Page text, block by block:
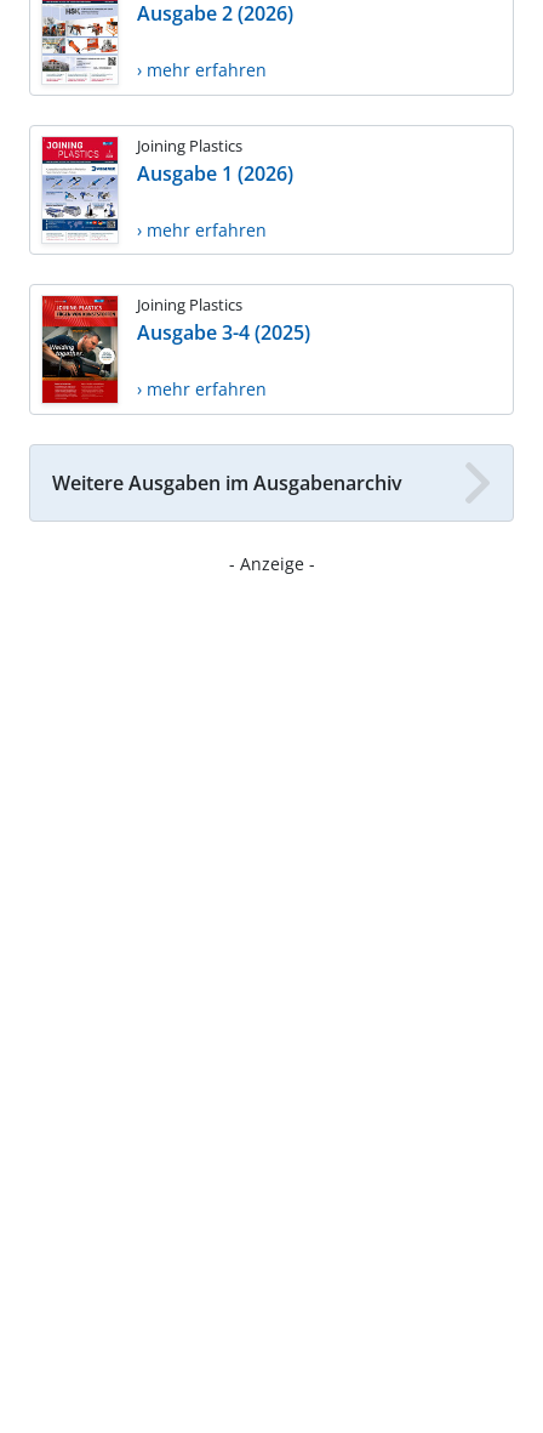
Ausgabe 2 (2026)
› mehr erfahren
Joining Plastics
Ausgabe 1 (2026)
› mehr erfahren
Joining Plastics
Ausgabe 3-4 (2025)
› mehr erfahren
Weitere Ausgaben im Ausgabenarchiv
- Anzeige -